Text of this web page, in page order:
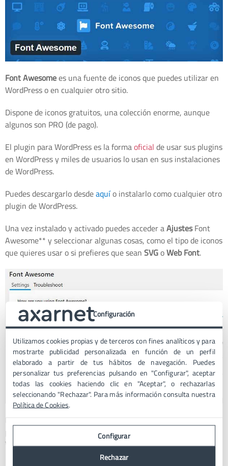
Font Awesomees una fuente de iconos que puedes utilizar en
WordPress o en cualquier otro sitio.
Dispone de iconos gratuitos, una colección enorme, aunque
algunos son PRO (de pago).
El plugin para WordPress es la formaoficialde usar sus plugins
en WordPress y miles de usuarios lo usan en sus instalaciones
de WordPress.
Puedes descargarlo desdeaquío instalarlo como cualquier otro
plugin de WordPress.
Una vez instalado y activado puedes acceder aAjustesFont
Awesome** y seleccionar algunas cosas, como el tipo de iconos
que quieres usar o si prefieres que seanSVGoWeb Font.
puedes usar y copiar como HTML en cualquier bloque de
WordPress.
Configuración
Utilizamos cookies propias y de terceros con fines analíticos y para
mostrarte publicidad personalizada en función de un perfil
elaborado a partir de tus hábitos de navegación. Puedes
personalizar tus preferencias pulsando en "Configurar", aceptar
todas las cookies haciendo clic en "Aceptar", o rechazarlas
seleccionando "Rechazar". Para más información consulta nuestra
Política de Cookies.
Configurar
Rechazar